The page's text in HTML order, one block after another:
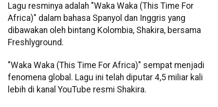
Lagu resminya adalah "Waka Waka (This Time For
Africa)" dalam bahasa Spanyol dan Inggris yang
dibawakan oleh bintang Kolombia, Shakira, bersama
Freshlyground.
"Waka Waka (This Time For Africa)" sempat menjadi
fenomena global. Lagu ini telah diputar 4,5 miliar kali
lebih di kanal YouTube resmi Shakira.